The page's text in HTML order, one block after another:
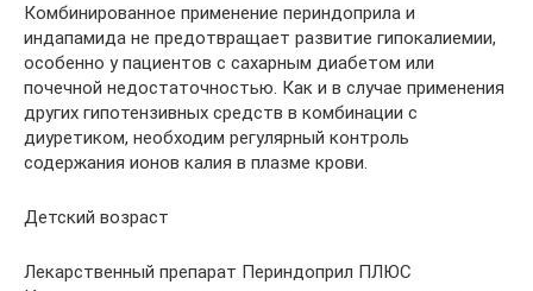
Комбинированное применение периндоприла и
индапамида не предотвращает развитие гипокалиемии,
особенно у пациентов с сахарным диабетом или
почечной недостаточностью. Как и в случае применения
других гипотензивных средств в комбинации с
диуретиком, необходим регулярный контроль
содержания ионов калия в плазме крови.
Детский возраст
Лекарственный препарат Периндоприл ПЛЮС